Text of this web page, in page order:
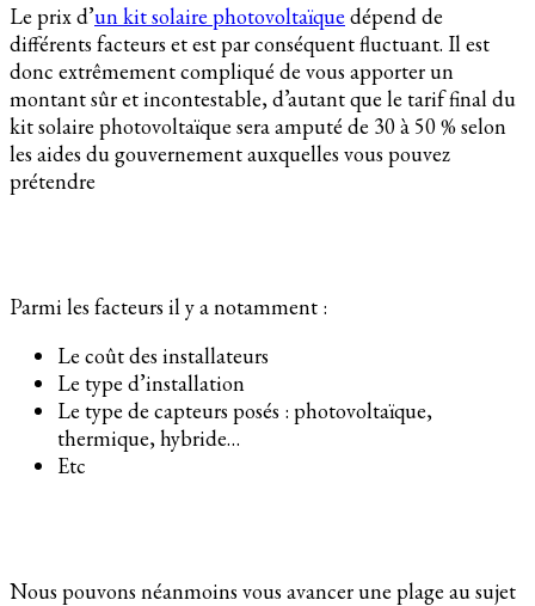
Le prix d’un kit solaire photovoltaïque dépend de
différents facteurs et est par conséquent fluctuant. Il est
donc extrêmement compliqué de vous apporter un
montant sûr et incontestable, d’autant que le tarif final du
kit solaire photovoltaïque sera amputé de 30 à 50 % selon
les aides du gouvernement auxquelles vous pouvez
prétendre
Parmi les facteurs il y a notamment :
Le coût des installateurs
Le type d’installation
Le type de capteurs posés : photovoltaïque,
thermique, hybride…
Etc
Nous pouvons néanmoins vous avancer une plage au sujet